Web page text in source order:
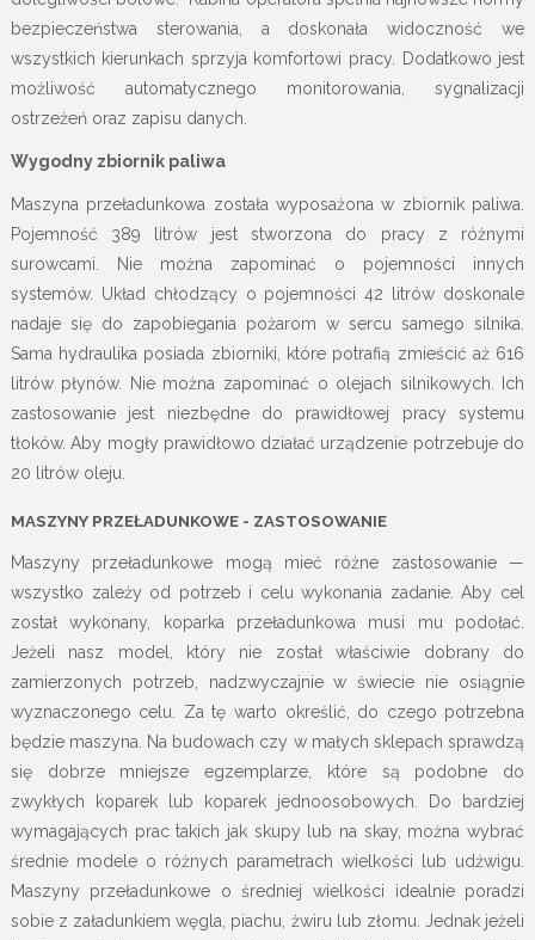
bezpieczeństwa sterowania, a doskonała widoczność we
wszystkich kierunkach sprzyja komfortowi pracy. Dodatkowo jest
możliwość automatycznego monitorowania, sygnalizacji
ostrzeżeń oraz zapisu danych.
Wygodny zbiornik paliwa
Maszyna przeładunkowa została wyposażona w zbiornik paliwa.
Pojemność 389 litrów jest stworzona do pracy z różnymi
surowcami. Nie można zapominać o pojemności innych
systemów. Układ chłodzący o pojemności 42 litrów doskonale
nadaje się do zapobiegania pożarom w sercu samego silnika.
Sama hydraulika posiada zbiorniki, które potrafią zmieścić aż 616
litrów płynów. Nie można zapominać o olejach silnikowych. Ich
zastosowanie jest niezbędne do prawidłowej pracy systemu
tłoków. Aby mogły prawidłowo działać urządzenie potrzebuje do
20 litrów oleju.
MASZYNY PRZEŁADUNKOWE - ZASTOSOWANIE
Maszyny przeładunkowe mogą mieć różne zastosowanie —
wszystko zależy od potrzeb i celu wykonania zadanie. Aby cel
został wykonany, koparka przeładunkowa musi mu podołać.
Jeżeli nasz model, który nie został właściwie dobrany do
zamierzonych potrzeb, nadzwyczajnie w świecie nie osiągnie
wyznaczonego celu. Za tę warto określić, do czego potrzebna
będzie maszyna. Na budowach czy w małych sklepach sprawdzą
się dobrze mniejsze egzemplarze, które są podobne do
zwykłych koparek lub koparek jednoosobowych. Do bardziej
wymagających prac takich jak skupy lub na skay, można wybrać
średnie modele o różnych parametrach wielkości lub udźwigu.
Maszyny przeładunkowe o średniej wielkości idealnie poradzi
sobie z załadunkiem węgla, piachu, żwiru lub złomu. Jednak jeżeli